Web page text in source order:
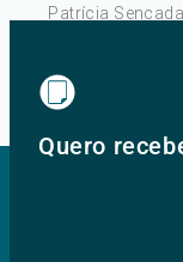
Patrícia
Quero